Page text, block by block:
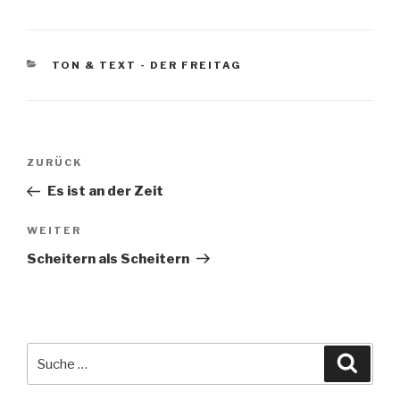
KATEGORIEN
TON & TEXT - DER FREITAG
Beitragsnavigation
Vorheriger
Beitrag
ZURÜCK
Es ist an der Zeit
Nächster
Beitrag
WEITER
Scheitern als Scheitern